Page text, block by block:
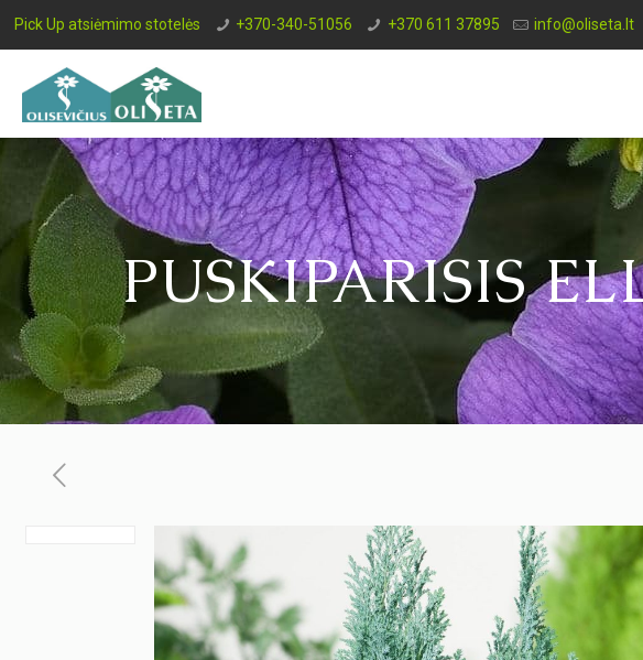
Pick Up atsiėmimo stotelės +370-340-51056 +370 611 37895 info@oliseta.lt
PUSKIPARISIS